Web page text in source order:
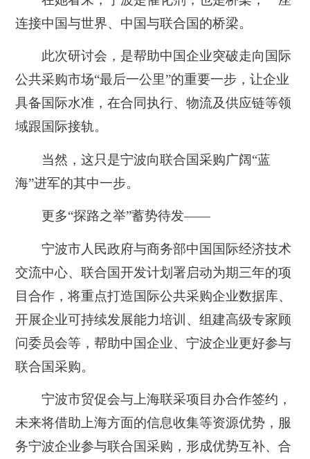
连接中国与世界、中国与联合国的桥梁。
此次研讨会，是帮助中国企业突破走向国际
公共采购市场“最后一公里”的重要一步，让企业
具备国际水准，在合同执行、物流及供应链等领
域跟国际接轨。
当然，这只是宁波向联合国采购广阔“蓝
海”进军的其中一步。
更多“探路之举”蓄势待发——
宁波市人民政府与商务部中国国际经济技术
交流中心、联合国开发计划署启动为期三年的项
目合作，将重点打造国际公共采购企业数据库、
开展企业可持续发展能力培训、组建高级专家顾
问委员会等，帮助中国企业、宁波企业更好参与
联合国采购。
宁波市贸促会与上海联采项目办合作签约，
未来将借助上海方面的信息收集等资源优势，服
务宁波企业参与联合国采购，形成优势互补、合